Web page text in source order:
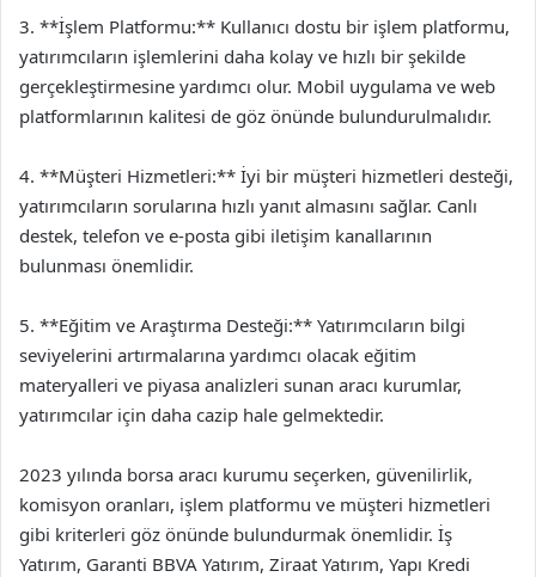
3. **İşlem Platformu:** Kullanıcı dostu bir işlem platformu,
yatırımcıların işlemlerini daha kolay ve hızlı bir şekilde
gerçekleştirmesine yardımcı olur. Mobil uygulama ve web
platformlarının kalitesi de göz önünde bulundurulmalıdır.
4. **Müşteri Hizmetleri:** İyi bir müşteri hizmetleri desteği,
yatırımcıların sorularına hızlı yanıt almasını sağlar. Canlı
destek, telefon ve e-posta gibi iletişim kanallarının
bulunması önemlidir.
5. **Eğitim ve Araştırma Desteği:** Yatırımcıların bilgi
seviyelerini artırmalarına yardımcı olacak eğitim
materyalleri ve piyasa analizleri sunan aracı kurumlar,
yatırımcılar için daha cazip hale gelmektedir.
2023 yılında borsa aracı kurumu seçerken, güvenilirlik,
komisyon oranları, işlem platformu ve müşteri hizmetleri
gibi kriterleri göz önünde bulundurmak önemlidir. İş
Yatırım, Garanti BBVA Yatırım, Ziraat Yatırım, Yapı Kredi